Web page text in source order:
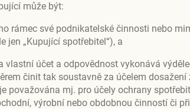
může být:
rámec své podnikatelské činnosti nebo
jen „Kupující spotřebitel“), a
vlastní účet a odpovědnost vykonává
činit tak soustavně za účelem dosažení
považována mj. pro účely ochrany
výrobní nebo obdobnou činností či při